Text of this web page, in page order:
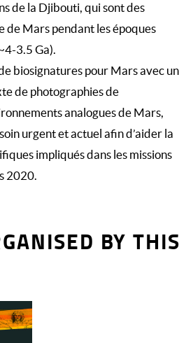
de la Djibouti, qui sont des
de Mars pendant les époques
3.5 Ga).
biosignatures pour Mars avec un
de photographies de
analogues de Mars,
urgent et actuel afin d’aider la
impliqués dans les missions
2020.
BY THIS